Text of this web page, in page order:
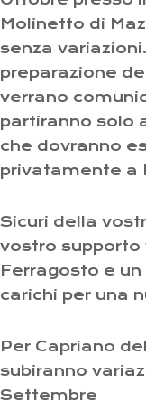
Molinetto di
senza
preparazione
verrano
partiranno solo
che dovranno
privatamente a
Sicuri della
vostro supporto
Ferragosto e
carichi per una
Per Capriano
subiranno
Settembre